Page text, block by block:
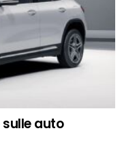
auto